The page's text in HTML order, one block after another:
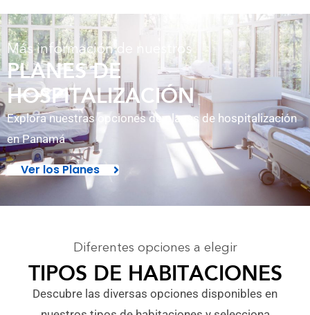
Más información de nuestros
PLANES DE
HOSPITALIZACIÓN
Explora nuestras opciones de planes de hospitalización
en Panamá
Ver los Planes
Diferentes opciones a elegir
TIPOS DE HABITACIONES
Descubre las diversas opciones disponibles en